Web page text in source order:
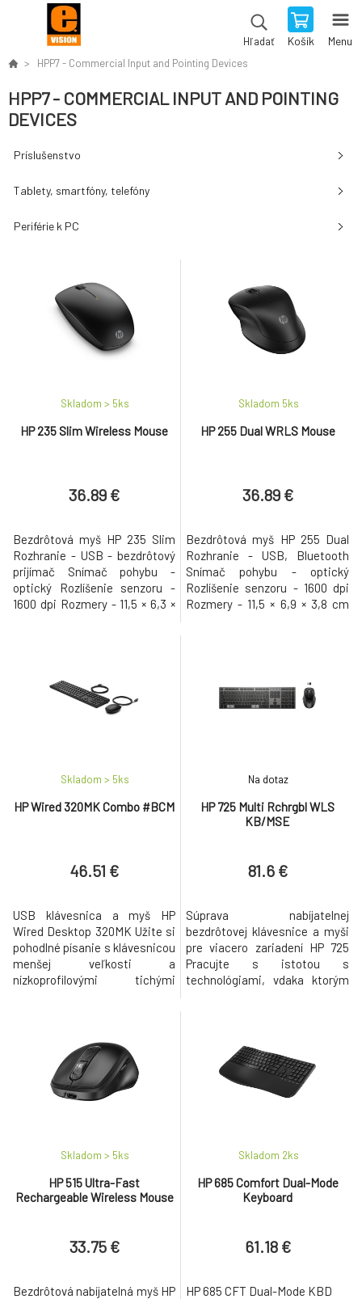
Hľadať Košík Menu
HPP7 - Commercial Input and Pointing Devices
HPP7 - COMMERCIAL INPUT AND POINTING
DEVICES
Príslušenstvo
Tablety, smartfóny, telefóny
Periférie k PC
HP 235 Slim Wireless Mouse
Skladom > 5ks
36.89 €
Bezdrôtová myš HP 235 Slim
Rozhranie - USB - bezdrôtový
prijímač Snímač pohybu -
optický Rozlíšenie senzoru -
1600 dpi Rozmery - 11,5 × 6,3 ×
HP 255 Dual WRLS Mouse
Skladom 5ks
36.89 €
Bezdrôtová myš HP 255 Dual
Rozhranie - USB, Bluetooth
Snímač pohybu - optický
Rozlíšenie senzoru - 1600 dpi
Rozmery - 11,5 × 6,9 × 3,8 cm
HP Wired 320MK Combo #BCM
Skladom > 5ks
46.51 €
USB klávesnica a myš HP
Wired Desktop 320MK Užite si
pohodlné písanie s klávesnicou
menšej veľkosti a
nízkoprofilovými tichými
a tiež 6° nastaviteľný sklon pre
optimálne umiestnenie
zápästia. Prechádzajte
dokumenty pomocou myši
HP 725 Multi Rchrgbl WLS
KB/MSE
Na dotaz
81.6 €
Súprava nabíjatelnej
bezdrôtovej klávesnice a myši
pre viacero zariadení HP 725
Pracujte s istotou s
technológiami, vdaka ktorým
klávesnica a myš pracuje
rovnako usilovne ako vy vdaka
technológii superkondenzátora
ultrarýchleho nabíjania,
HP 515 Ultra-Fast
Rechargeable Wireless Mouse
Skladom > 5ks
33.75 €
Bezdrôtová nabíjatelná myš HP
HP 685 Comfort Dual-Mode
Keyboard
Skladom 2ks
61.18 €
HP 685 CFT Dual-Mode KBD